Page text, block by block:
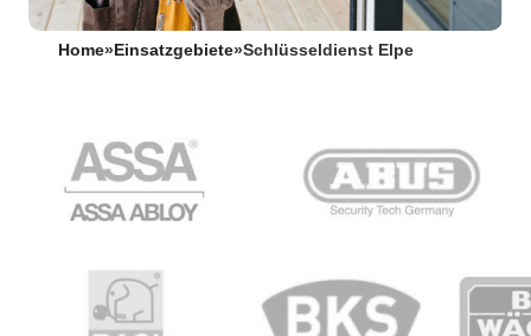
Home» Einsatzgebiete»Schlüsseldienst Elpe